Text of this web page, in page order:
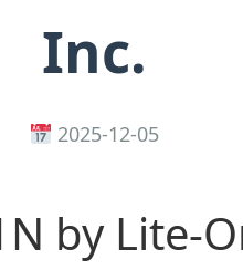
Inc.
2025-12-05
by Lite-